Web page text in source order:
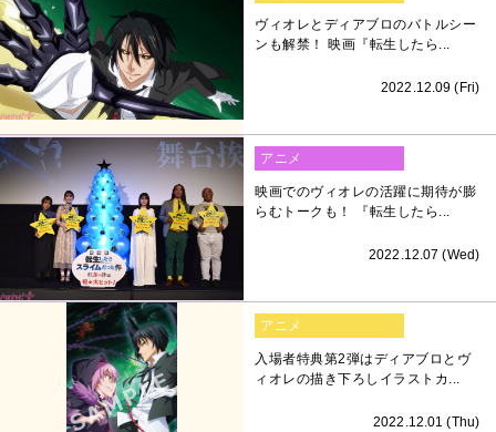
ヴィオレとディアブロのバトルシー
ンも解禁！ 映画『転生したら...
2022.12.09 (Fri)
アニメ
映画でのヴィオレの活躍に期待が膨
らむトークも！ 『転生したら...
2022.12.07 (Wed)
アニメ
入場者特典第2弾はディアブロとヴ
ィオレの描き下ろしイラストカ...
2022.12.01 (Thu)